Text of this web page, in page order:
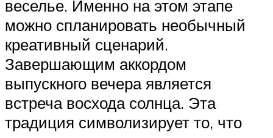
веселье. Именно на этом этапе
можно спланировать необычный
креативный сценарий.
Завершающим аккордом
выпускного вечера является
встреча восхода солнца. Эта
традиция символизирует то, что